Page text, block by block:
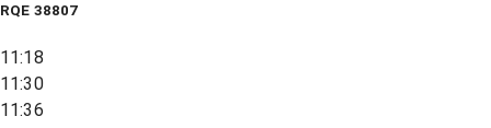
RQE 38807
11:18
11:30
11:36